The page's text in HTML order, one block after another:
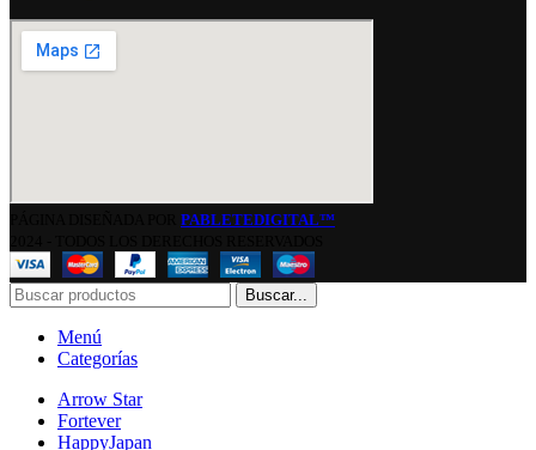
PABLETEDIGITAL™
Buscar...
Menú
Categorías
Arrow Star
Fortever
HappyJapan